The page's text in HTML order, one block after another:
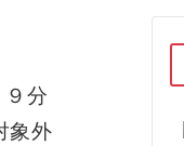
分
象外